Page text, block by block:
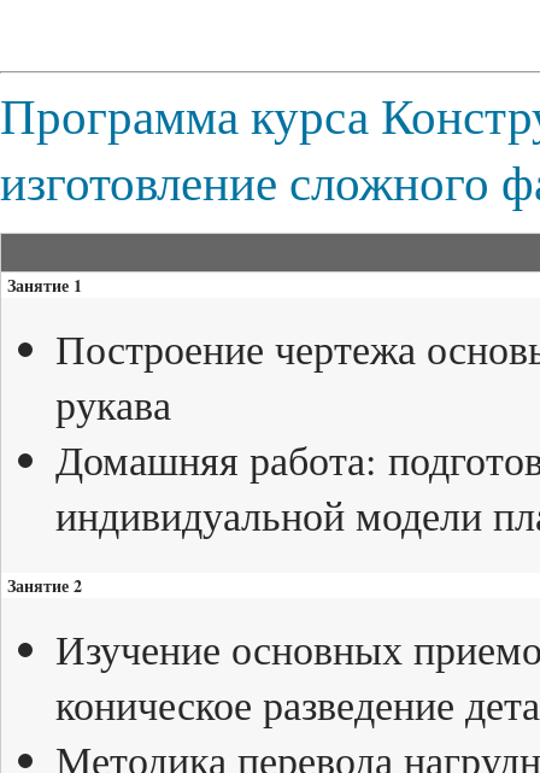
Программа курса
изготовление сложного
Занятие 1
Построение чертежа
рукава
Домашняя работа:
индивидуальной модели
Занятие 2
Изучение основных
коническое разведение
Методика перевода